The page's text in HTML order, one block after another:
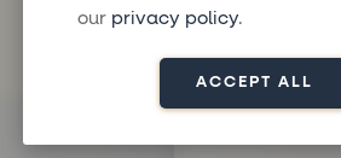
our privacy policy.
ACCEPT ALL